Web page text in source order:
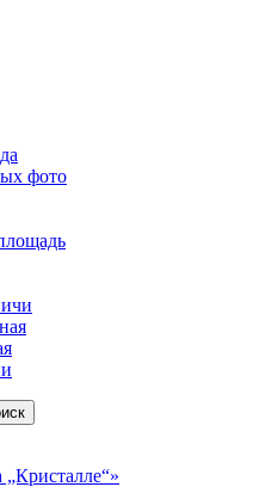
фото
„Кристалле“»